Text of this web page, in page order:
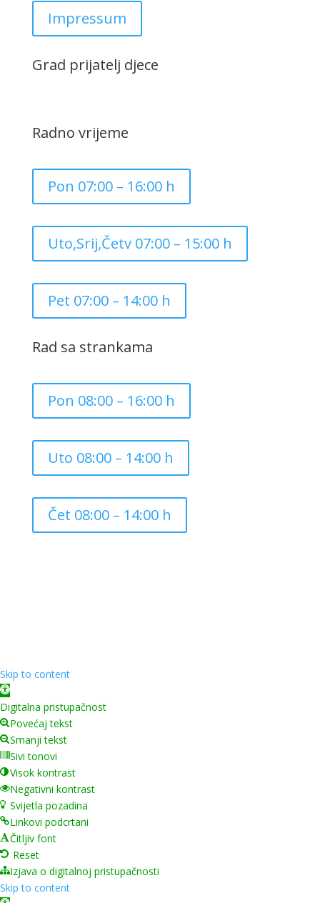
Impressum
Grad prijatelj djece
Radno vrijeme
Pon 07:00 – 16:00 h
Uto,Srij,Četv 07:00 – 15:00 h
Pet 07:00 – 14:00 h
Rad sa strankama
Pon 08:00 – 16:00 h
Uto 08:00 – 14:00 h
Čet 08:00 – 14:00 h
Skip to content
Open toolbar
Digitalna pristupačnost
Povećaj tekst
Smanji tekst
Sivi tonovi
Visok kontrast
Negativni kontrast
Svijetla pozadina
Linkovi podcrtani
Čitljiv font
Reset
Izjava o digitalnoj pristupačnosti
Skip to content